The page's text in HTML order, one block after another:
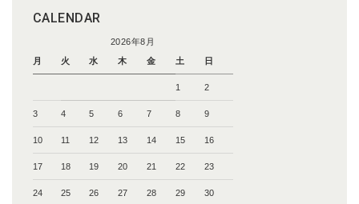
CALENDAR
2026年8月
月
火 水 木 金 土 日
1 2
3 4 5 6 7 8 9
10 11 12 13 14 15 16
17 18 19 20 21 22 23
24 25 26 27 28 29 30